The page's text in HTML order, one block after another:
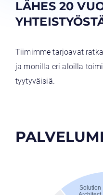
LÄHES 20
Tiimimme tarjoavat
ja monilla eri aloilla
tyytyväisiä.